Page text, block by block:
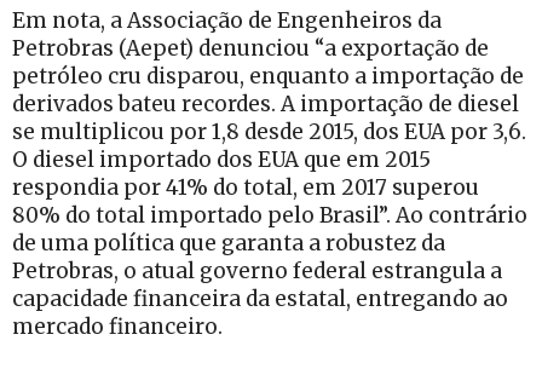
Em nota, a Associação de Engenheiros da
Petrobras (Aepet) denunciou “a exportação de
petróleo cru disparou, enquanto a importação de
derivados bateu recordes. A importação de diesel
se multiplicou por 1,8 desde 2015, dos EUA por 3,6.
O diesel importado dos EUA que em 2015
respondia por 41% do total, em 2017 superou
80% do total importado pelo Brasil”. Ao contrário
de uma política que garanta a robustez da
Petrobras, o atual governo federal estrangula a
capacidade financeira da estatal, entregando ao
mercado financeiro.